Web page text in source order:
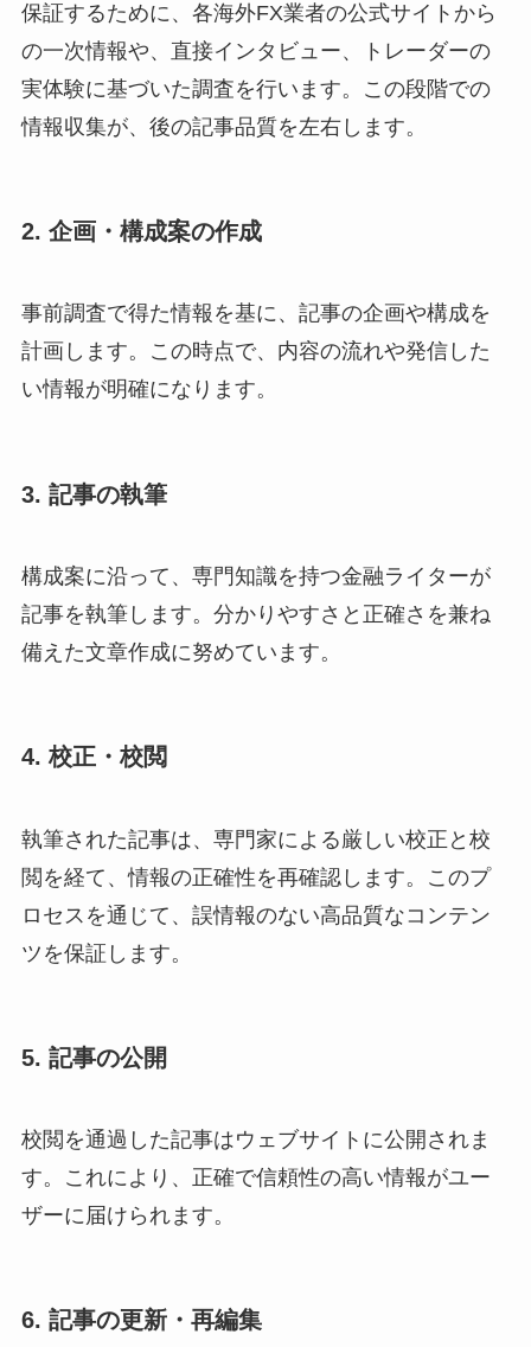
保証するために、各海外FX業者の公式サイトから
の一次情報や、直接インタビュー、トレーダーの
実体験に基づいた調査を行います。この段階での
情報収集が、後の記事品質を左右します。
2. 企画・構成案の作成
事前調査で得た情報を基に、記事の企画や構成を
計画します。この時点で、内容の流れや発信した
い情報が明確になります。
3. 記事の執筆
構成案に沿って、専門知識を持つ金融ライターが
記事を執筆します。分かりやすさと正確さを兼ね
備えた文章作成に努めています。
4. 校正・校閲
執筆された記事は、専門家による厳しい校正と校
閲を経て、情報の正確性を再確認します。このプ
ロセスを通じて、誤情報のない高品質なコンテン
ツを保証します。
5. 記事の公開
校閲を通過した記事はウェブサイトに公開されま
す。これにより、正確で信頼性の高い情報がユー
ザーに届けられます。
6. 記事の更新・再編集